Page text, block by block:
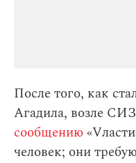
После того, как
Агадила, возле
сообщению
человек; они